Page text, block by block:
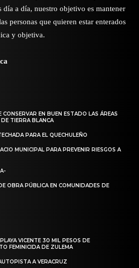
día a día, nuestro objetivo es mantener
personas que quieren estar enterados
y objetiva.
EN BUEN ESTADO LAS ÁREAS
TIERRA BLANCA
PARA EL QUECHULEÑO
MUNICIPAL PARA PREVENIR RIESGOS A
OBRA PÚBLICA EN COMUNIDADES DE
VICENTE 30 MIL PESOS DE
FEMINICIDA DE ZULEMA
A VERACRUZ